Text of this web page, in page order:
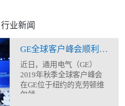
行业新闻
GE全球客户峰会顺利闭幕 助力合作伙伴全方位能力建设
近日，通用电气（GE）
2019年秋季全球客户峰会
在GE位于纽约的克劳顿维
尔领...